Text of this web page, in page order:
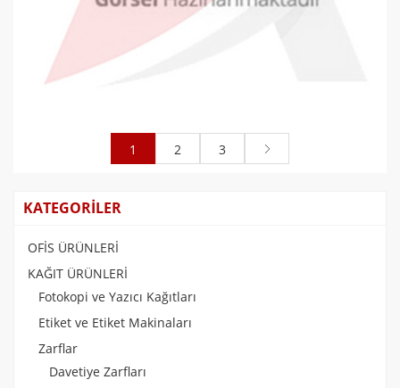
0,27 TL
1 2 3
KATEGORİLER
OFİS ÜRÜNLERİ
KAĞIT ÜRÜNLERİ
Fotokopi ve Yazıcı Kağıtları
Etiket ve Etiket Makinaları
Zarflar
Davetiye Zarfları